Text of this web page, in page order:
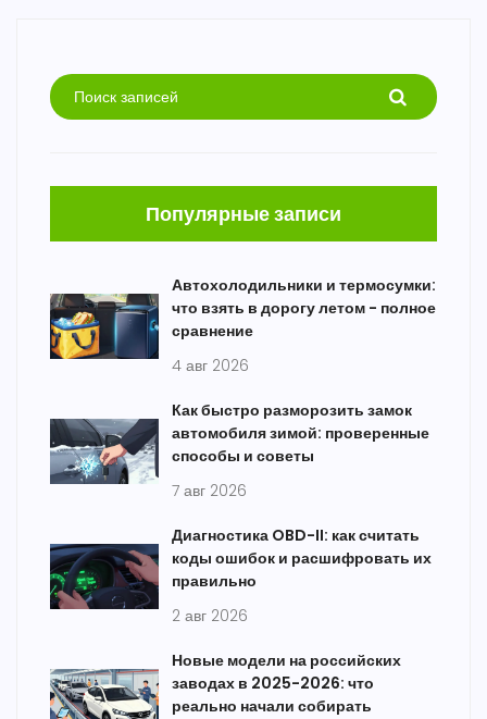
Популярные записи
Автохолодильники и термосумки:
что взять в дорогу летом - полное
сравнение
4 авг 2026
Как быстро разморозить замок
автомобиля зимой: проверенные
способы и советы
7 авг 2026
Диагностика OBD-II: как считать
коды ошибок и расшифровать их
правильно
2 авг 2026
Новые модели на российских
заводах в 2025-2026: что
реально начали собирать